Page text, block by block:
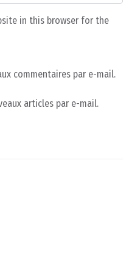
in this browser for the
commentaires par e-mail.
articles par e-mail.